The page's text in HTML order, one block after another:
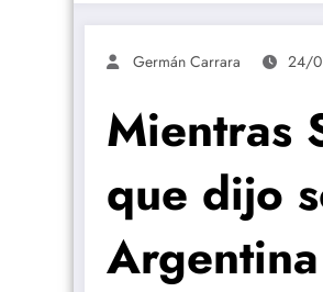
Germán Carrara 24/
Mientras
que dijo
Argentina